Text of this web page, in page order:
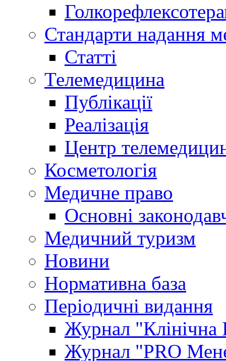
Стандарти надання
Статті
Телемедицина
Публікації
Реалізація
Центр
Косметологія
Медичне право
Основні
Медичний туризм
Новини
Нормативна база
Періодичні видання
Журнал "Клінічна
Журнал "PRO